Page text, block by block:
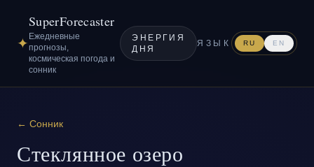
✦
SuperForecaster
Ежедневные
прогнозы,
космическая погода и
сонник
ЭНЕРГИЯ
ДНЯ
ЯЗЫК RU EN
← Сонник
Стеклянное озеро